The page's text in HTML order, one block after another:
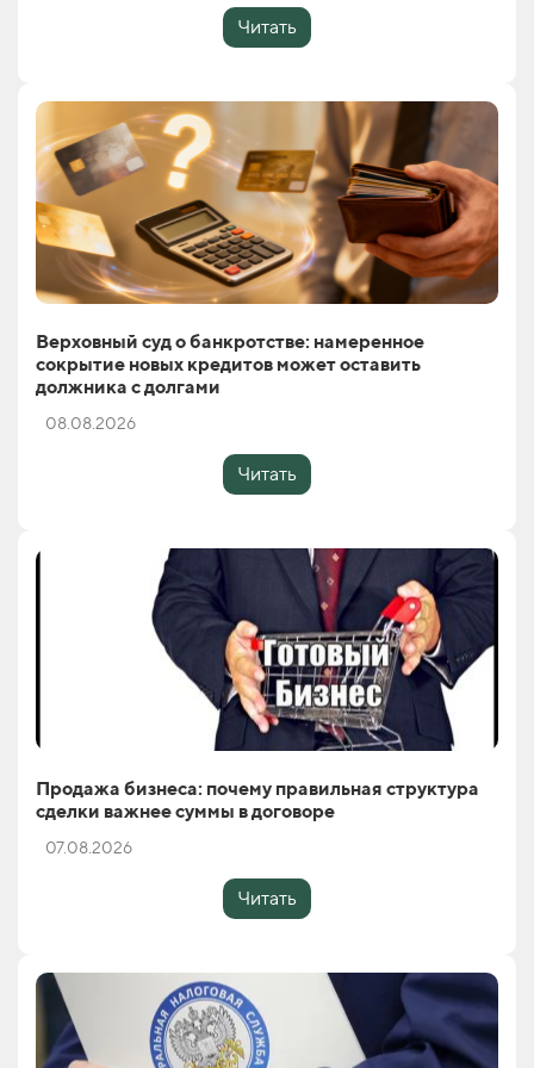
Читать
Верховный суд о банкротстве: намеренное
сокрытие новых кредитов может оставить
должника с долгами
08.08.2026
Читать
Продажа бизнеса: почему правильная структура
сделки важнее суммы в договоре
07.08.2026
Читать